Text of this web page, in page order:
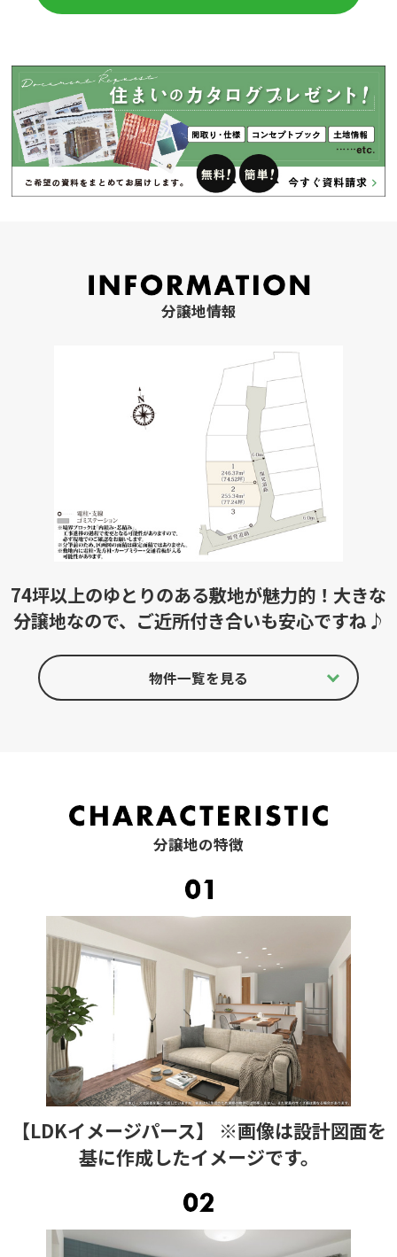
分譲地情報
74坪以上のゆとりのある敷地が魅力的！大きな
分譲地なので、ご近所付き合いも安心ですね♪
物件一覧を見る
分譲地の特徴
【LDKイメージパース】 ※画像は設計図面を
基に作成したイメージです。